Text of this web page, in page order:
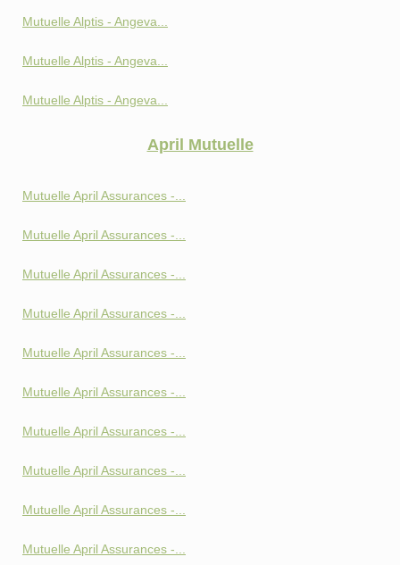
Mutuelle Alptis - Angeva...
Mutuelle Alptis - Angeva...
Mutuelle Alptis - Angeva...
April Mutuelle
Mutuelle April Assurances -...
Mutuelle April Assurances -...
Mutuelle April Assurances -...
Mutuelle April Assurances -...
Mutuelle April Assurances -...
Mutuelle April Assurances -...
Mutuelle April Assurances -...
Mutuelle April Assurances -...
Mutuelle April Assurances -...
Mutuelle April Assurances -...